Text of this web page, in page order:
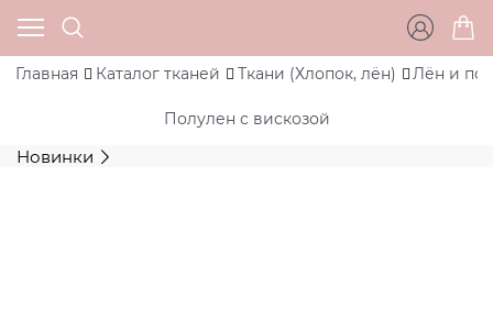
Главная Каталог тканей Ткани (Хлопок, лён) Лён и
Полулен с вискозой
Новинки